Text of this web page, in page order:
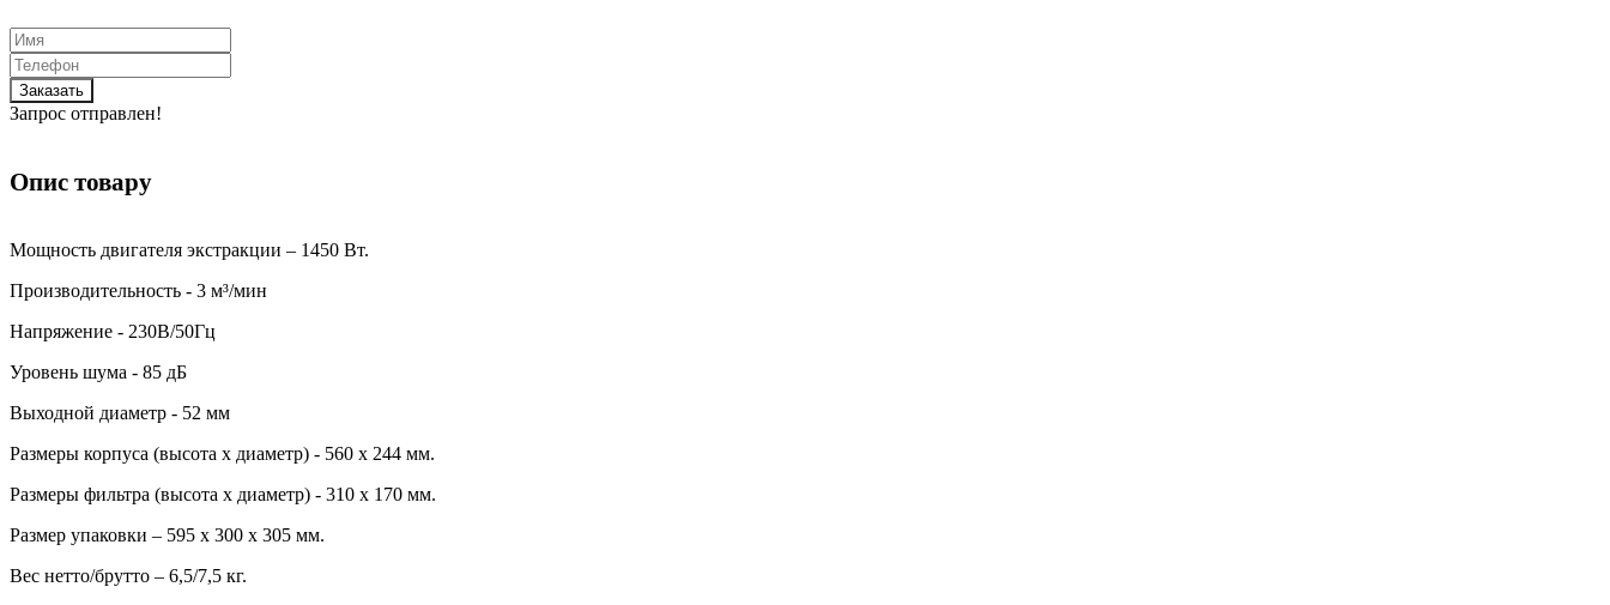
Заказать
Запрос отправлен!
Опис товару
Мощность двигателя экстракции – 1450 Вт.
Производительность - 3 м³/мин
Напряжение - 230В/50Гц
Уровень шума - 85 дБ
Выходной диаметр - 52 мм
Размеры корпуса (высота х диаметр) - 560 х 244 мм.
Размеры фильтра (высота x диаметр) - 310 х 170 мм.
Размер упаковки – 595 x 300 x 305 мм.
Вес нетто/брутто – 6,5/7,5 кг.